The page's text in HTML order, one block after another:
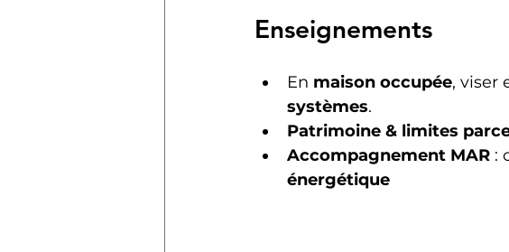
Enseignements
En maison occupée, viser
systèmes.
Patrimoine & limites
Accompagnement MAR :
énergétique